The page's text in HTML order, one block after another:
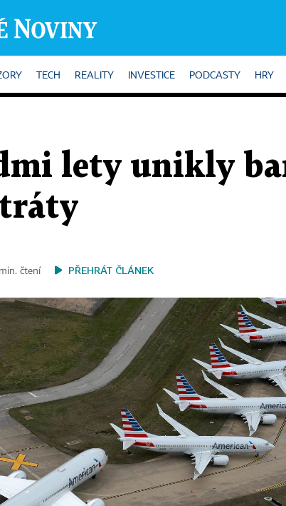
TECH REALITY INVESTICE PODCASTY HRY
lety unikly
čtení PŘEHRÁT ČLÁNEK